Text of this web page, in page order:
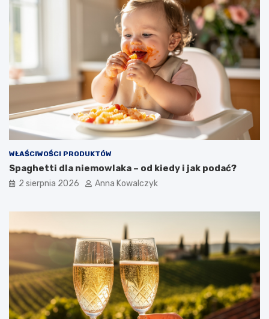
WŁAŚCIWOŚCI PRODUKTÓW
Spaghetti dla niemowlaka – od kiedy i jak podać?
2 sierpnia 2026 Anna Kowalczyk